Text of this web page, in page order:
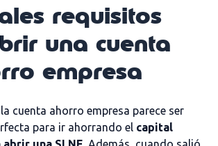
requisitos
una cuenta
empresa
cuenta ahorro empresa parece ser
para ir ahorrando el capital